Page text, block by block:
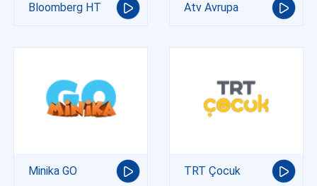
Bloomberg HT Atv Avrupa
Minika GO TRT Çocuk